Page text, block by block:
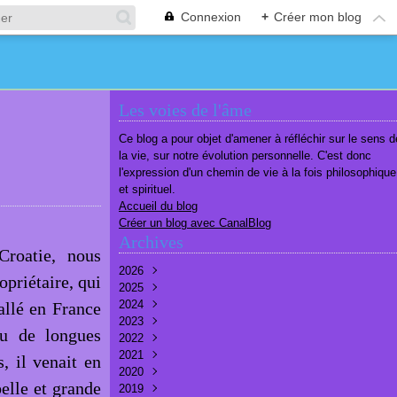
Connexion + Créer mon blog
nous
qui
en France
de longues
il venait en
et grande
Les voies de l'âme
Ce blog a pour objet d'amener à réfléchir sur le sens
la vie, sur notre évolution personnelle. C'est donc
l'expression d'un chemin de vie à la fois philosophique
et spirituel.
Accueil du blog
Créer un blog avec CanalBlog
Archives
2026
Août
Juillet
Juin
Mai(7)
Avril
Mars
Février
2025
Décembre
Novembre
Octobre
Septembre
Août
Juillet
2024
Décembre
Novembre
Octobre
Septembre
Août
2023
Décembre
Novembre
Octobre
Septembre
2022
Décembre
Septembre
Août
2021
Décembre
Novembre
2020
Décembre
2019